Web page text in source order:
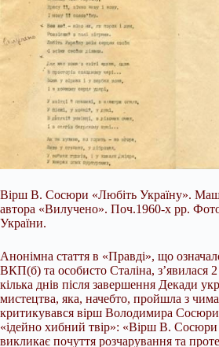
Вірш В. Сосюри «Любіть Україну».
автора «Вилучено». Поч.1960-х рр.
України.
Анонімна стаття в «Правді», що
ВКП(б) та особисто Сталіна, з’явилася
кілька днів після завершення Декади
мистецтва, яка, начебто, пройшла з
критикувався вірш Володимира
«ідейно хибний твір»: «Вірш В.
викликає почуття розчарування та